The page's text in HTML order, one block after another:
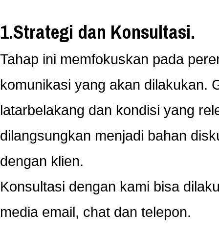
1.Strategi dan Konsultasi.
Tahap ini memfokuskan pada
komunikasi yang akan dilakukan.
latarbelakang dan kondisi yang
dilangsungkan menjadi bahan
dengan klien.
Konsultasi dengan kami bisa
media email, chat dan telepon.